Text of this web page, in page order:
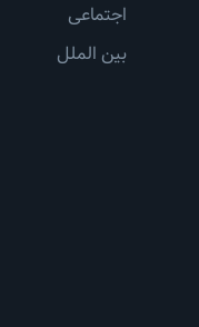
اجتماعی
بین الملل